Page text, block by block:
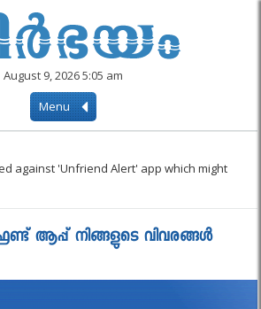
August 9, 2026 5:05 am
Menu
against 'Unfriend Alert' app which might
ആപ്പ് നിങ്ങളുടെ വിവരങ്ങള്‍